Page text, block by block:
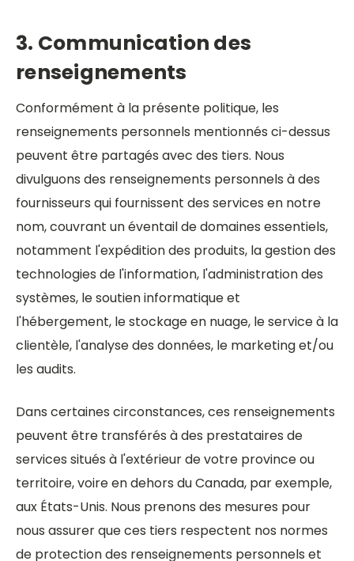
3. Communication des
renseignements
Conformément à la présente politique, les
renseignements personnels mentionnés ci-dessus
peuvent être partagés avec des tiers. Nous
divulguons des renseignements personnels à des
fournisseurs qui fournissent des services en notre
nom, couvrant un éventail de domaines essentiels,
notamment l'expédition des produits, la gestion des
technologies de l'information, l'administration des
systèmes, le soutien informatique et
l'hébergement, le stockage en nuage, le service à la
clientèle, l'analyse des données, le marketing et/ou
les audits.
Dans certaines circonstances, ces renseignements
peuvent être transférés à des prestataires de
services situés à l'extérieur de votre province ou
territoire, voire en dehors du Canada, par exemple,
aux États-Unis. Nous prenons des mesures pour
nous assurer que ces tiers respectent nos normes
de protection des renseignements personnels et